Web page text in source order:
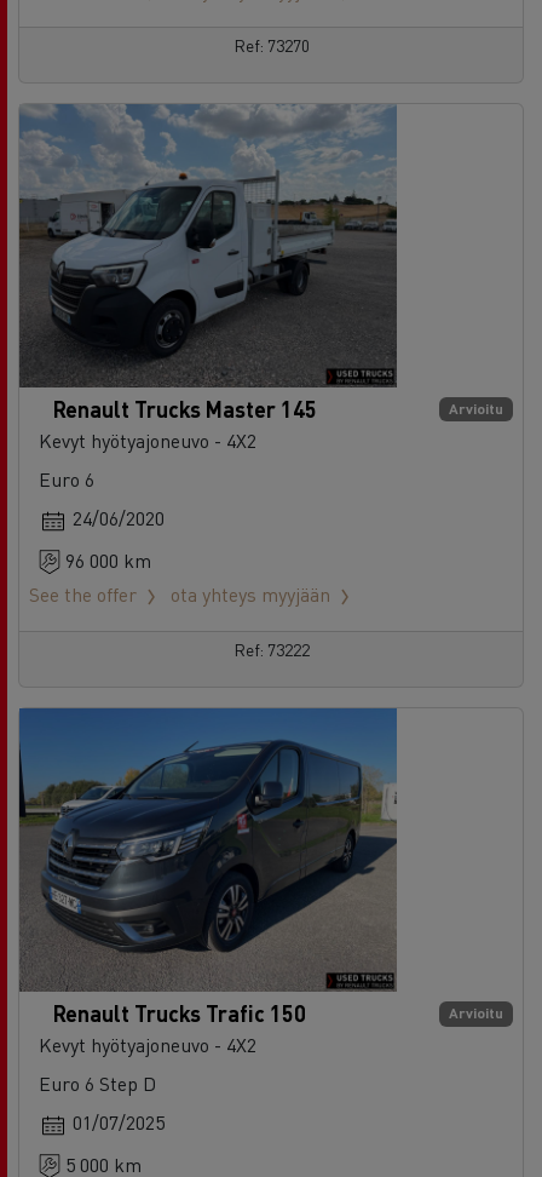
Ref: 73270
Arvioitu
Renault Trucks Master 145
Kevyt hyötyajoneuvo - 4X2
Euro 6
24/06/2020
96 000 km
See the offer
ota yhteys myyjään
Ref: 73222
Arvioitu
Renault Trucks Trafic 150
Kevyt hyötyajoneuvo - 4X2
Euro 6 Step D
01/07/2025
5 000 km